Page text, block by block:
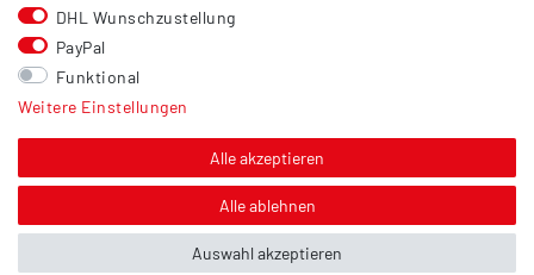
Vertrag widerrufen
Sonstiges
Hinweis zur Entsorgung von Altbatterien & Altöl
Über uns
DHL Wunschzustellung
PayPal
Funktional
Weitere Einstellungen
Alle akzeptieren
Alle ablehnen
Auswahl akzeptieren